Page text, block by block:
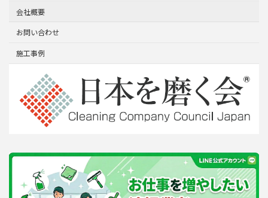
会社概要
お問い合わせ
施工事例